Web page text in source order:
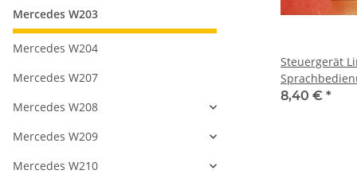
Steuergerät
2208205426
8,40 € *
Mercedes W203
Mercedes W204
Mercedes W207
Mercedes W208
Mercedes W209
Mercedes W210